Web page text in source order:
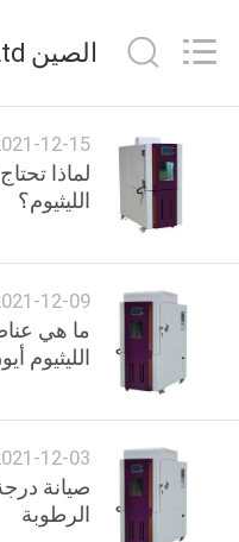
منتجات
معلومات
المعمل
Ltd.，.
12-15
لماذا
الليثيوم؟
12-09
ما هي
الليثيوم
12-03
صيانة
الرطوبة